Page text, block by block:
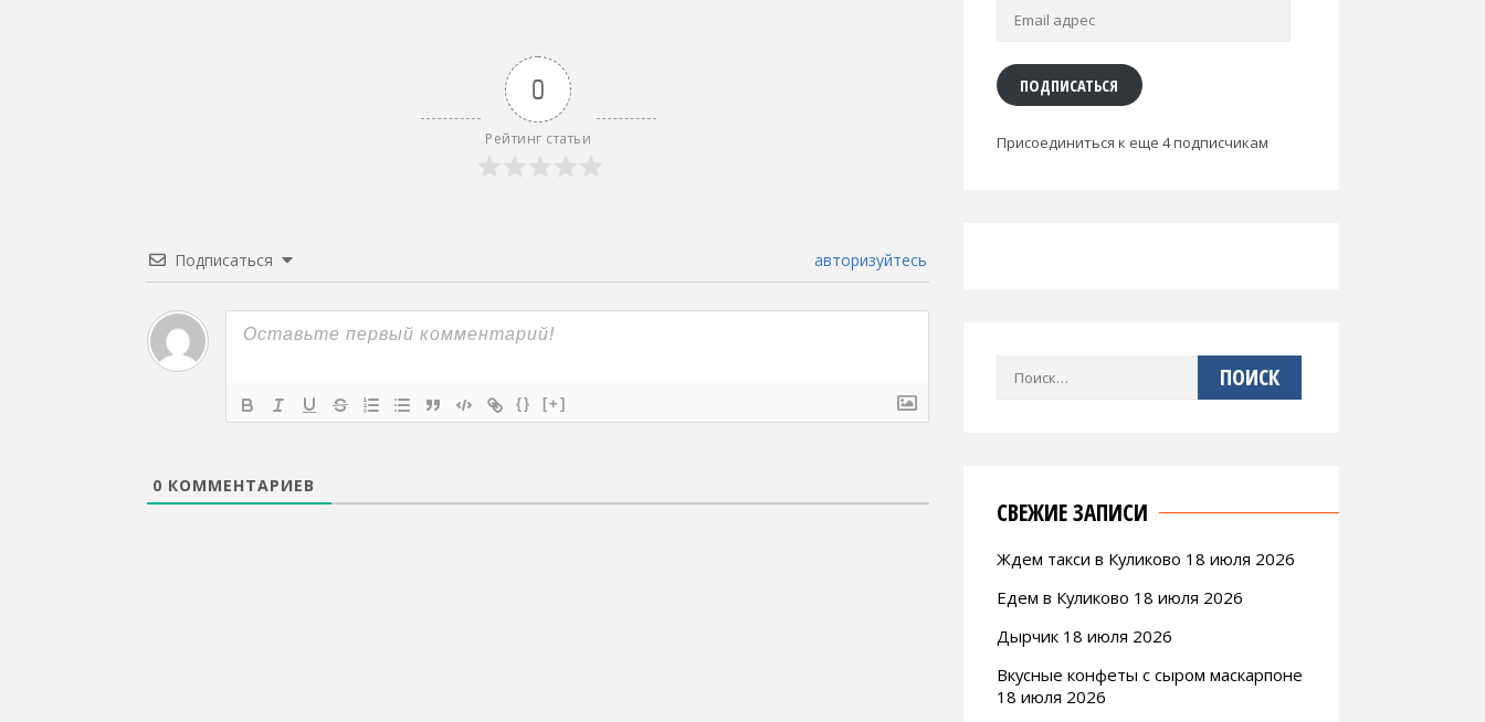
0
Рейтинг статьи
Подписаться авторизуйтесь
{} [+]
0 КОММЕНТАРИЕВ
Email
ПОДПИСАТЬСЯ
Присоединиться к еще 4 подписчикам
СВЕЖИЕ ЗАПИСИ
Ждем такси в Куликово 18 июля 2026
Едем в Куликово 18 июля 2026
Дырчик 18 июля 2026
Вкусные конфеты с сыром маскарпоне
18 июля 2026